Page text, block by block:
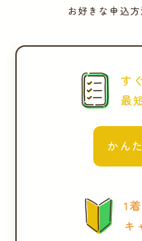
お好きな申込
す
最
かん
1
キ